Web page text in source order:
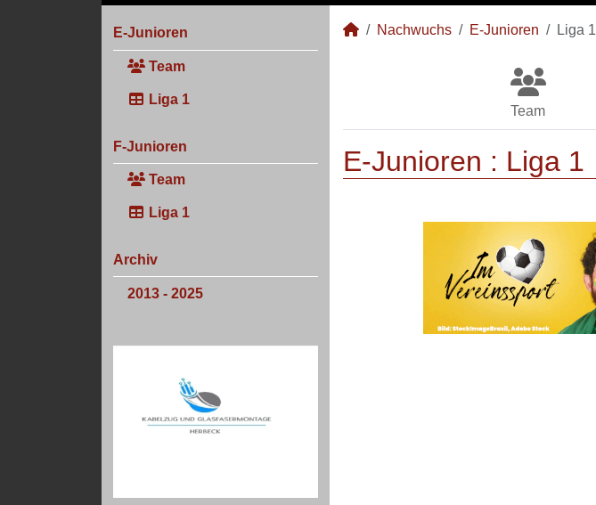
E-Junioren
Team
Liga 1
F-Junioren
Team
Liga 1
Archiv
2013 - 2025
Nachwuchs E-Junioren Liga 1
Team
E-Junioren : Liga 1